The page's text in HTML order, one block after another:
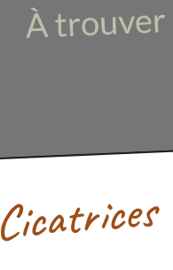
Cicatrices